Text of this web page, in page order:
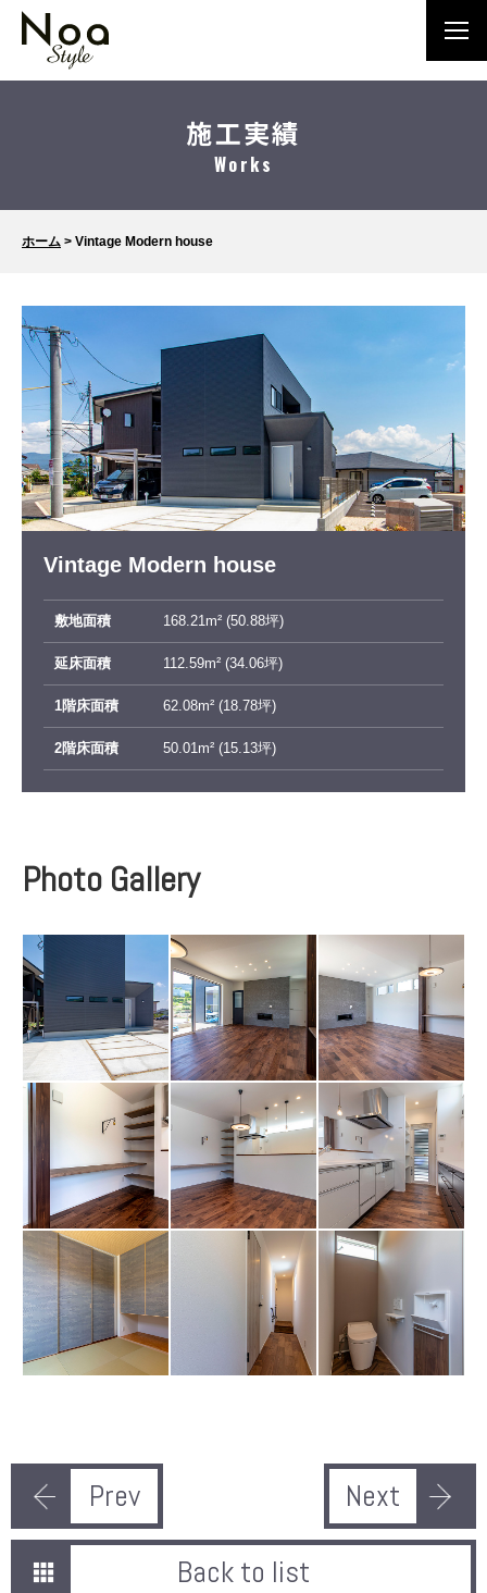
施工実績
Works
ホーム > Vintage Modern house
Vintage Modern house
敷地面積 168.21m² (50.88坪)
延床面積 112.59m² (34.06坪)
1階床面積 62.08m² (18.78坪)
2階床面積 50.01m² (15.13坪)
Photo Gallery
Prev
Next
Back to list